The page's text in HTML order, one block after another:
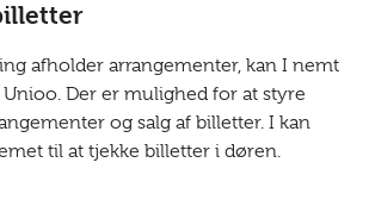
afholder arrangementer, kan I nemt
Der er mulighed for at styre
og salg af billetter. I kan
til at tjekke billetter i døren.